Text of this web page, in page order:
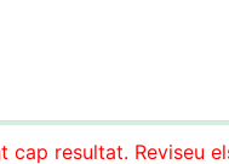
resultat. Reviseu